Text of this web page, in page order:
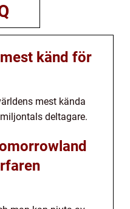
känd för
mest kända
deltagare.